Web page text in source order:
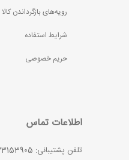
رویه‌های بازگرداندن کالا
شرایط استفاده
حریم خصوصی
اطلاعات تماس
تلفن پشتیبانی: 09123153905